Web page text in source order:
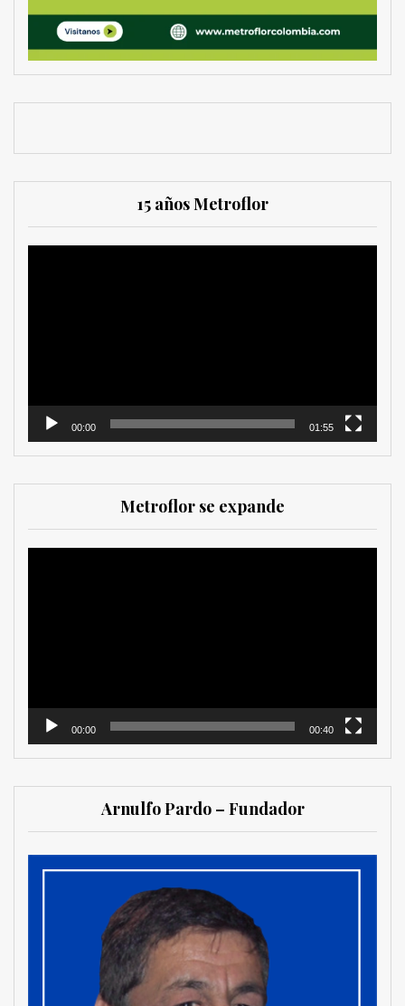
15 años Metroflor
00:00 01:55
Metroflor se expande
00:00 00:40
Arnulfo Pardo – Fundador